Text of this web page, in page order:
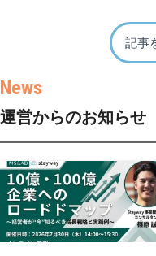
記事
運営からのお知らせ